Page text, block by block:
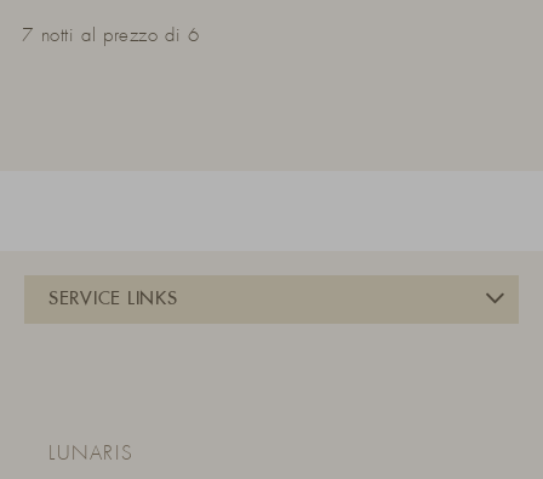
7 notti al prezzo di 6
LUNARIS